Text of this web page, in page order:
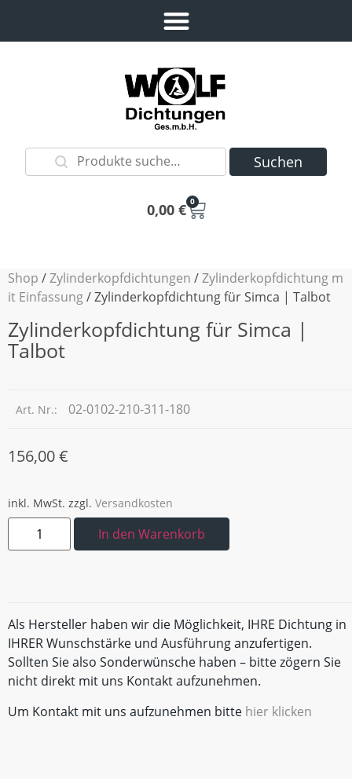
Suchen
0,00 € 0
Shop /Zylinderkopfdichtungen /Zylinderkopfdichtung m
it Einfassung/ Zylinderkopfdichtung für Simca | Talbot
Zylinderkopfdichtung für Simca |
Talbot
Art. Nr.: 02-0102-210-311-180
156,00€
inkl. MwSt. zzgl. Versandkosten
In den Warenkorb
Als Hersteller haben wir die Möglichkeit, IHRE Dichtung in
IHRER Wunschstärke und Ausführung anzufertigen.
Sollten Sie also Sonderwünsche haben – bitte zögern Sie
nicht direkt mit uns Kontakt aufzunehmen.
Um Kontakt mit uns aufzunehmen bitte hier klicken